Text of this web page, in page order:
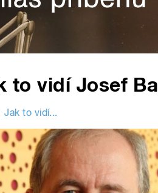
to vidí Josef
Jak to vidí...